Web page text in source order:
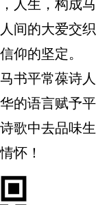
间的大爱交织
仰的坚定。
书平常葆诗人
的语言赋予平
歌中去品味生
怀！